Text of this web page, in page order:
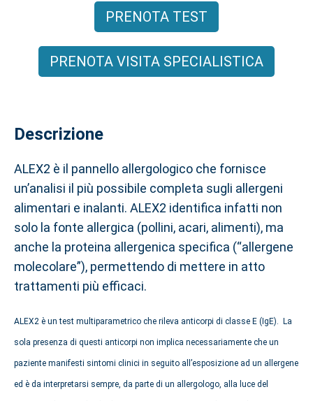
PRENOTA TEST
PRENOTA VISITA SPECIALISTICA
Descrizione
ALEX2 è il pannello allergologico che fornisce
un’analisi il più possibile completa sugli allergeni
alimentari e inalanti. ALEX2 identifica infatti non
solo la fonte allergica (pollini, acari, alimenti), ma
anche la proteina allergenica specifica (“allergene
molecolare”), permettendo di mettere in atto
trattamenti più efficaci.
ALEX2 è un test multiparametrico che rileva anticorpi di classe E (IgE). La
sola presenza di questi anticorpi non implica necessariamente che un
paziente manifesti sintomi clinici in seguito all’esposizione ad un allergene
ed è da interpretarsi sempre, da parte di un allergologo, alla luce del